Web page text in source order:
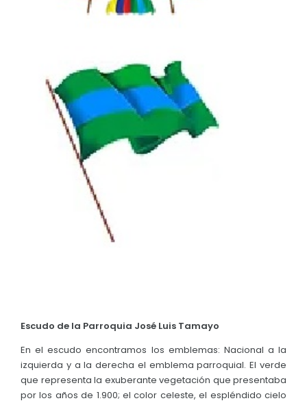
Convocatorias
Plan de desarrollo y Ordenamiento Territorial -
Plan Anual Contratación - PAC
Plan Operativo Anual - POA
Convenios Institucionales
PRESUPUESTO: EJECUCIÓN Y REPORTES
Cédulas presupuestarias y balances
Procesos de contratación
Ejecución Presupuestaria
Escudo de la Parroquia José Luis Tamayo
En el escudo encontramos los emblemas: Nacional a la
izquierda y a la derecha el emblema parroquial. El verde
que representa la exuberante vegetación que presentaba
por los años de 1.900; el color celeste, el espléndido cielo